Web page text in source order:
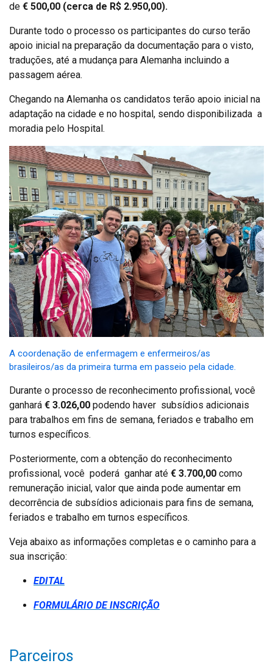
de € 500,00 (cerca de R$ 2.950,00).
Durante todo o processo os participantes do curso terão
apoio inicial na preparação da documentação para o visto,
traduções, até a mudança para Alemanha incluindo a
passagem aérea.
Chegando na Alemanha os candidatos terão apoio inicial na
adaptação na cidade e no hospital, sendo disponibilizada a
moradia pelo Hospital.
A coordenação de enfermagem e enfermeiros/as
brasileiros/as da primeira turma em passeio pela cidade.
Durante o processo de reconhecimento profissional, você
ganhará € 3.026,00 podendo haver subsídios adicionais
para trabalhos em fins de semana, feriados e trabalho em
turnos específicos.
Posteriormente, com a obtenção do reconhecimento
profissional, você poderá ganhar até € 3.700,00 como
remuneração inicial, valor que ainda pode aumentar em
decorrência de subsídios adicionais para fins de semana,
feriados e trabalho em turnos específicos.
Veja abaixo as informações completas e o caminho para a
sua inscrição:
EDITAL
FORMULÁRIO DE INSCRIÇÃO
Parceiros